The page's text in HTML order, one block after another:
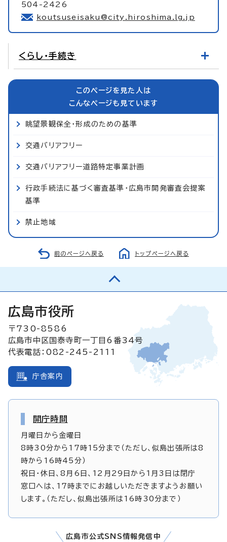
504-2426
koutsuseisaku@city.hiroshima.lg.jp
くらし・手続き
このページを見た人は
こんなページも見ています
眺望景観保全・形成のための基準
交通バリアフリー
交通バリアフリー道路特定事業計画
行政手続法に基づく審査基準・広島市開発審査会提案
基準
禁止地域
前のページへ戻る トップページへ戻る
広島市役所
〒730-8586
広島市中区国泰寺町一丁目6番34号
代表電話：082-245-2111
庁舎案内
開庁時間
月曜日から金曜日
8時30分から17時15分まで（ただし、似島出張所は8
時から16時45分）
祝日・休日、8月6日、12月29日から1月3日は閉庁
窓口へは、17時までにお越しいただきますようお願い
します。（ただし、似島出張所は16時30分まで）
広島市公式SNS情報発信中